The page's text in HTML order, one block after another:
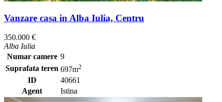
Vanzare casa in Alba Iulia, Centru
350.000 €
Alba Iulia
Numar camere 9
Suprafata teren 697m2
ID
40661
Agent
Istina